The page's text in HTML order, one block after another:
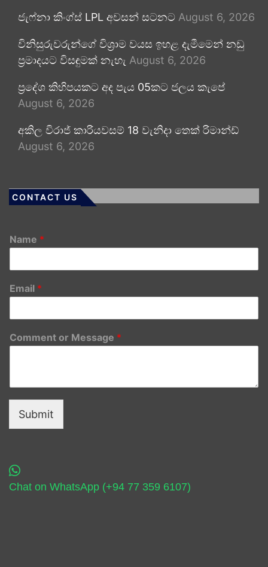
ජැෆ්නා කිංග්ස් LPL අවසන් සටනට August 6, 2026
විනිසුරුවරුන්ගේ විශ්‍රාම වයස ඉහළ දැමීමෙන් නඩු
ප්‍රමාදයට විසඳුමක් නැහැ August 6, 2026
ප්‍රදේශ කිහිපයකට අද පැය 05කට ජලය කැපේ
August 6, 2026
අකිල විරාජ් කාරියවසම් 18 වැනිදා තෙක් රිමාන්ඩ්
August 6, 2026
CONTACT US
Name *
Email *
Comment or Message *
Submit
Chat on WhatsApp (+94 77 359 6107)